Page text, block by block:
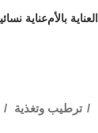
العناية بالأمعناية
ترطيب وتغذية